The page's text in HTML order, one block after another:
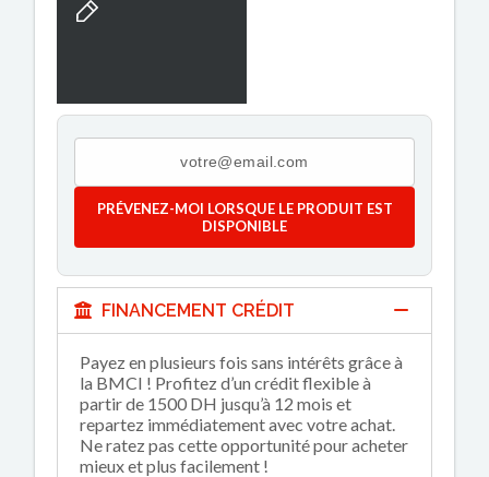
PRÉVENEZ-MOI LORSQUE LE PRODUIT EST
DISPONIBLE
FINANCEMENT CRÉDIT
Payez en plusieurs fois sans intérêts grâce à
la BMCI ! Profitez d’un crédit flexible à
partir de 1500 DH jusqu’à 12 mois et
repartez immédiatement avec votre achat.
Ne ratez pas cette opportunité pour acheter
mieux et plus facilement !